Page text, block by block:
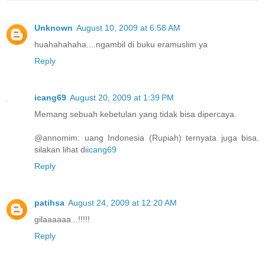
Unknown August 10, 2009 at 6:58 AM
huahahahaha....ngambil di buku eramuslim ya
Reply
icang69 August 20, 2009 at 1:39 PM
Memang sebuah kebetulan yang tidak bisa dipercaya.
@annomim: uang Indonesia (Rupiah) ternyata juga bisa.
silakan lihat diicang69
Reply
patihsa August 24, 2009 at 12:20 AM
gilaaaaaa...!!!!!
Reply